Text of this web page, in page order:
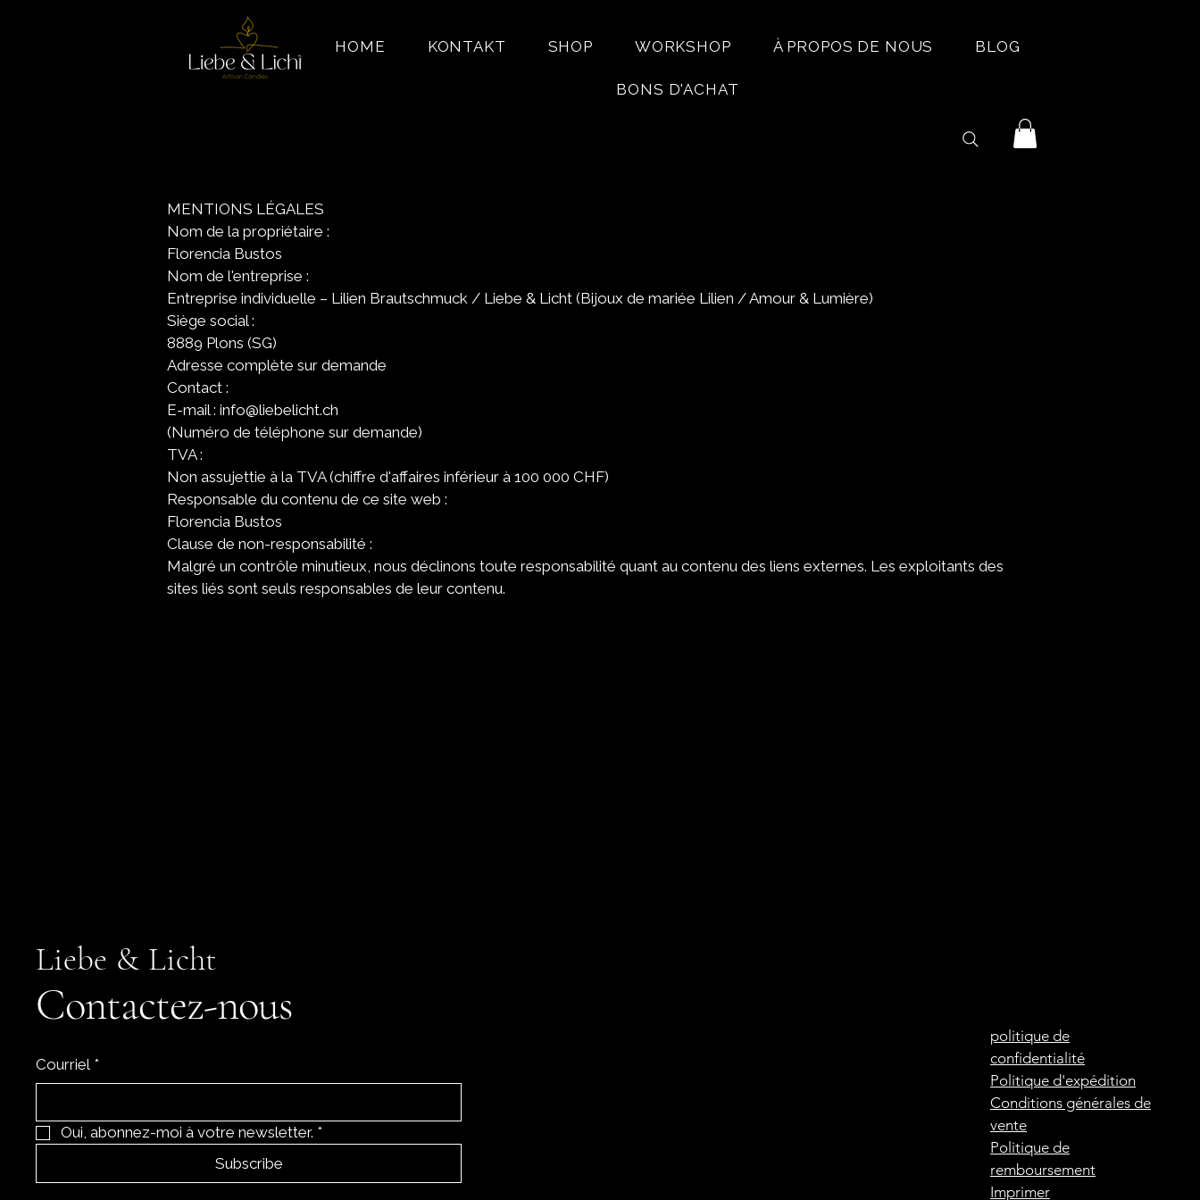
HOME KONTAKT SHOP WORKSHOP À PROPOS DE NOUS BLOG
BONS D'ACHAT
MENTIONS LÉGALES
Nom de la propriétaire :
Florencia Bustos
Nom de l'entreprise :
Entreprise individuelle – Lilien Brautschmuck / Liebe & Licht (Bijoux de mariée Lilien / Amour & Lumière)
Siège social :
8889 Plons (SG)
Adresse complète sur demande
Contact :
E-mail : info@liebelicht.ch
(Numéro de téléphone sur demande)
TVA :
Non assujettie à la TVA (chiffre d'affaires inférieur à 100 000 CHF)
Responsable du contenu de ce site web :
Florencia Bustos
Clause de non-responsabilité :
Malgré un contrôle minutieux, nous déclinons toute responsabilité quant au contenu des liens externes. Les exploitants des
sites liés sont seuls responsables de leur contenu.
Liebe & Licht
Contactez-nous
Courriel *
Oui, abonnez-moi à votre newsletter. *
Subscribe
politique de
confidentialité
Politique d'expédition
Conditions générales de
vente
Politique de
remboursement
Imprimer